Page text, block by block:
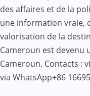
des affaires et de la
une information vraie,
valorisation de la
Cameroun est devenu
Cameroun. Contacts :
via WhatsApp+86